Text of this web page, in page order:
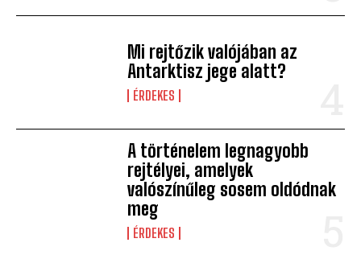
Mi rejtőzik valójában az
Antarktisz jege alatt?
ÉRDEKES
A történelem legnagyobb
rejtélyei, amelyek
valószínűleg sosem oldódnak
meg
ÉRDEKES